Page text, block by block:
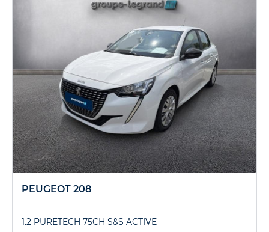
PEUGEOT 208
1.2 PURETECH 75CH S&S ACTIVE